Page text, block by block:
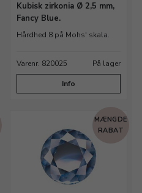
Kubisk zirkonia Ø 2,5 mm,
Fancy Blue.
Hårdhed 8 på Mohs' skala.
Varenr. 820025 På lager
Info
MÆNGDE
RABAT